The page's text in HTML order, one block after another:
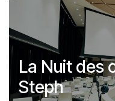
La Nuit des
Steph